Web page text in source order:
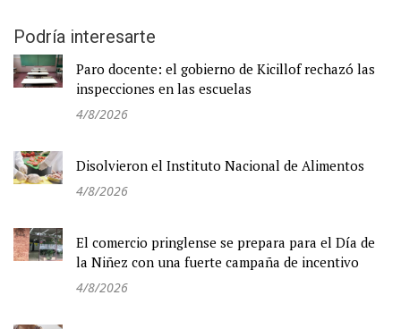
Podría interesarte
Paro docente: el gobierno de Kicillof rechazó las
inspecciones en las escuelas
4/8/2026
Disolvieron el Instituto Nacional de Alimentos
4/8/2026
El comercio pringlense se prepara para el Día de
la Niñez con una fuerte campaña de incentivo
4/8/2026